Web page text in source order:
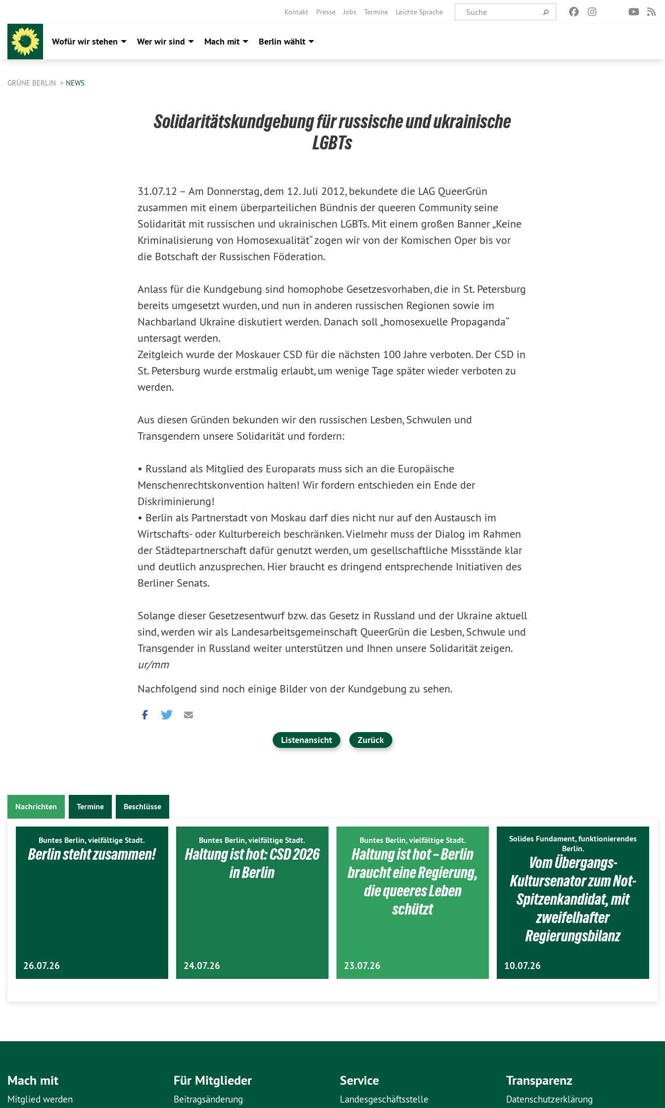
Kontakt Presse Jobs Termine Leichte Sprache
Wofür wir stehen Wer wir sind Mach mit Berlin wählt
GRÜNE BERLIN NEWS
Solidaritätskundgebung für russische und ukrainische
LGBTs
31.07.12 – Am Donnerstag, dem 12. Juli 2012, bekundete die LAG QueerGrün
zusammen mit einem überparteilichen Bündnis der queeren Community seine
Solidarität mit russischen und ukrainischen LGBTs. Mit einem großen Banner „Keine
Kriminalisierung von Homosexualität“ zogen wir von der Komischen Oper bis vor
die Botschaft der Russischen Föderation.
Anlass für die Kundgebung sind homophobe Gesetzesvorhaben, die in St. Petersburg
bereits umgesetzt wurden, und nun in anderen russischen Regionen sowie im
Nachbarland Ukraine diskutiert werden. Danach soll „homosexuelle Propaganda“
untersagt werden.
Zeitgleich wurde der Moskauer CSD für die nächsten 100 Jahre verboten. Der CSD in
St. Petersburg wurde erstmalig erlaubt, um wenige Tage später wieder verboten zu
werden.
Aus diesen Gründen bekunden wir den russischen Lesben, Schwulen und
Transgendern unsere Solidarität und fordern:
• Russland als Mitglied des Europarats muss sich an die Europäische
Menschenrechtskonvention halten! Wir fordern entschieden ein Ende der
Diskriminierung!
• Berlin als Partnerstadt von Moskau darf dies nicht nur auf den Austausch im
Wirtschafts- oder Kulturbereich beschränken. Vielmehr muss der Dialog im Rahmen
der Städtepartnerschaft dafür genutzt werden, um gesellschaftliche Missstände klar
und deutlich anzusprechen. Hier braucht es dringend entsprechende Initiativen des
Berliner Senats.
Solange dieser Gesetzesentwurf bzw. das Gesetz in Russland und der Ukraine aktuell
sind, werden wir als Landesarbeitsgemeinschaft QueerGrün die Lesben, Schwule und
Transgender in Russland weiter unterstützen und Ihnen unsere Solidarität zeigen.
ur/mm
Nachfolgend sind noch einige Bilder von der Kundgebung zu sehen.
Listenansicht Zurück
Nachrichten Termine Beschlüsse
Buntes Berlin, vielfältige Stadt.
Berlin steht zusammen!
26.07.26
Buntes Berlin, vielfältige Stadt.
Haltung ist hot: CSD 2026
in Berlin
24.07.26
Buntes Berlin, vielfältige Stadt.
Haltung ist hot – Berlin
braucht eine Regierung,
die queeres Leben
schützt
23.07.26
Solides Fundament, funktionierendes
Berlin.
Vom Übergangs-
Kultursenator zum Not-
Spitzenkandidat, mit
zweifelhafter
Regierungsbilanz
10.07.26
Mach mit
Mitglied werden
Für Mitglieder
Beitragsänderung
Service
Landesgeschäftsstelle
Transparenz
Datenschutzerklärung